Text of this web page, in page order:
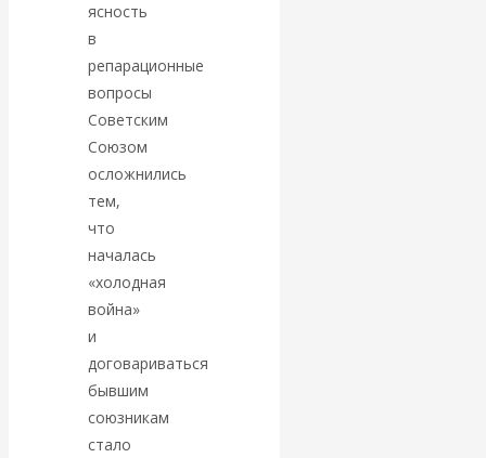
молчат»:
экономист
Валентин
Катасонов
считает, что
кризис в
банковской
сфере России
уже начался
ясность
в
репарационные
вопросы
Советским
Союзом
осложнились
тем,
что
началась
«холодная
война»
и
договариваться
бывшим
союзникам
стало